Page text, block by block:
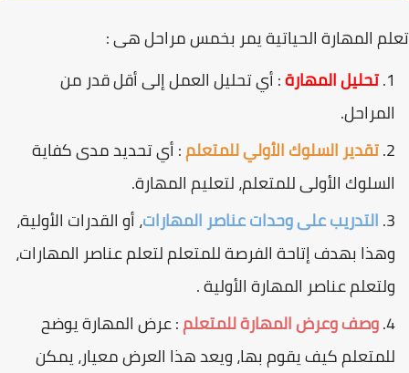
تعلم المهارة الحياتية يمر بخمس مراحل هی :
تحليل المهارة: أي تحليل العمل إلى أقل قدر من
المراحل.
تقدير السلوك الأولي للمتعلم: أي تحديد مدى كفاية
السلوك الأولى للمتعلم، لتعليم المهارة.
التدريب على وحدات عناصر المهارات، أو القدرات الأولية،
وهذا بهدف إتاحة الفرصة للمتعلم لتعلم عناصر المهارات،
ولتعلم عناصر المهارة الأولية .
وصف وعرض المهارة للمتعلم: عرض المهارة يوضح
للمتعلم كيف يقوم بها، ويعد هذا العرض معیار، يمكن